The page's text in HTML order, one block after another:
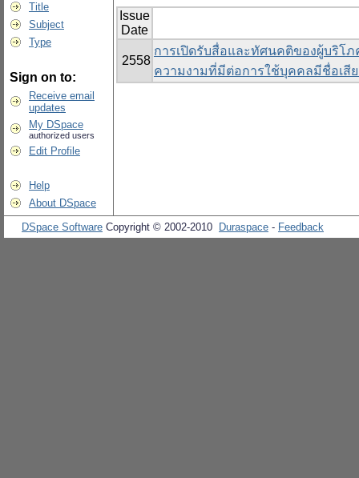
Title
Subject
Type
Sign on to:
Receive email
updates
My DSpace
authorized users
Edit Profile
Help
About DSpace
Issue
Date
2558
การเปิดรับสื่อและทัศนคติของผู้บริโ
ความงามที่มีต่อการใช้บุคคลมีชื่อเสี
DSpace Software Copyright © 2002-2010 Duraspace - Feedback